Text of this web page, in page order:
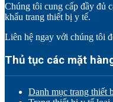
Chúng tôi cung cấp đầy đủ
khẩu trang thiết bị y tế.
Liên hệ ngay với chúng tôi
Thủ tục các mặt
Danh mục trang thiết